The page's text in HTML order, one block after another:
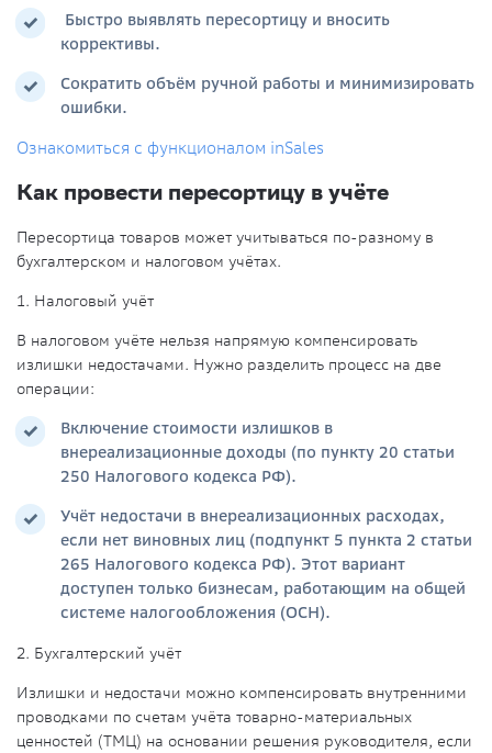
Быстро выявлять пересортицу и вносить
коррективы.
Сократить объём ручной работы и минимизировать
ошибки.
Ознакомиться с функционалом inSales
Как провести пересортицу в учёте
Пересортица товаров может учитываться по-разному в
бухгалтерском и налоговом учётах.
1. Налоговый учёт
В налоговом учёте нельзя напрямую компенсировать
излишки недостачами. Нужно разделить процесс на две
операции:
Включение стоимости излишков в
внереализационные доходы (по пункту 20 статьи
250 Налогового кодекса РФ).
Учёт недостачи в внереализационных расходах,
если нет виновных лиц (подпункт 5 пункта 2 статьи
265 Налогового кодекса РФ). Этот вариант
доступен только бизнесам, работающим на общей
системе налогообложения (ОСН).
2. Бухгалтерский учёт
Излишки и недостачи можно компенсировать внутренними
проводками по счетам учёта товарно-материальных
ценностей (ТМЦ) на основании решения руководителя, если